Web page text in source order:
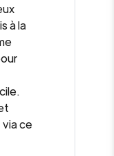
à la
ce